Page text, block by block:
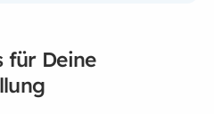
für Deine